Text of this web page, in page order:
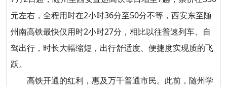
元左右，全程用时在2小时36分至50分不等，西安东至随
州南高铁最快仅用时2小时27分，相比以往普速列车、自
驾出行，时长大幅缩短，出行舒适度、便捷度实现质的飞
跃。
高铁开通的红利，惠及万千普通市民。此前，随州学